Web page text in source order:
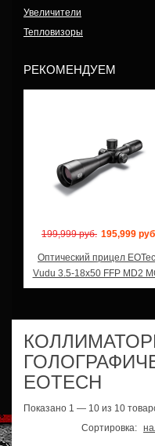
Увеличители
Тепловизоры
РЕКОМЕНДУЕМ
199,999 руб. 195,999
Оптический прицел
Vudu 3.5-18x50 FFP MD2
EOTECH
Показано 1 — 10 из 10
Сортировка: